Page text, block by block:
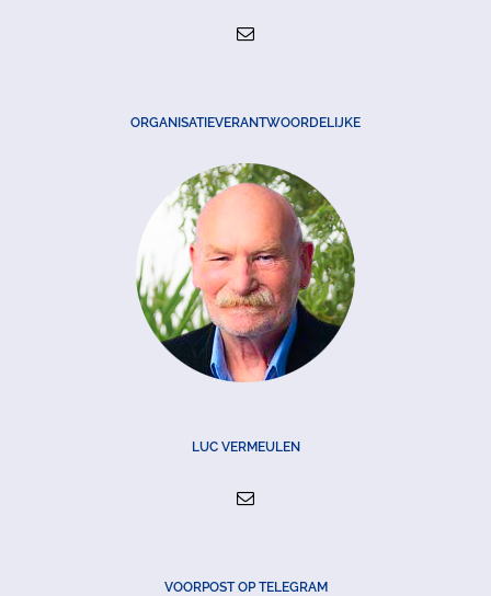
ORGANISATIEVERANTWOORDELIJKE
LUC VERMEULEN
VOORPOST OP TELEGRAM